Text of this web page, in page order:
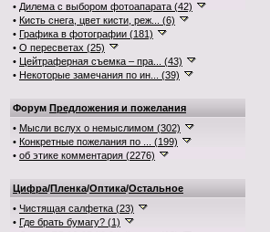
• Дилема с выбором фотоапарата (42)
• Кисть снега, цвет кисти, реж... (6)
• Графика в фотографии (181)
• О пересветах (25)
• Цейтраферная съемка – пра... (43)
• Некоторые замечания по ин... (39)
Форум Предложения и пожелания
• Мысли вслух о немыслимом (302)
• Конкретные пожелания по ... (199)
• об этике комментария (2276)
Цифра/Пленка/Оптика/Остальное
• Чистящая салфетка (23)
• Где брать бумагу? (1)